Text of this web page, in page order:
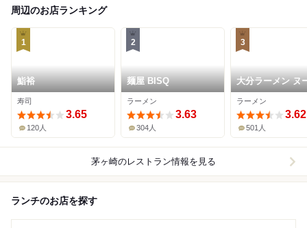
周辺のお店ランキング
1
鮨裕
寿司
3.65
120人
2
麺屋 BISQ
ラーメン
3.63
304人
3
大分ラーメン ヌ
ルワークス 茅ヶ
ラーメン
3.62
501人
茅ヶ崎のレストラン情報を見る
ランチのお店を探す